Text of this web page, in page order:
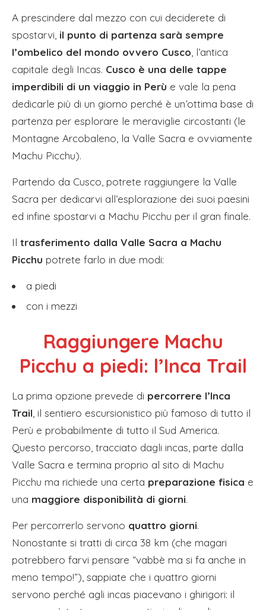
A prescindere dal mezzo con cui deciderete di
spostarvi, il punto di partenza sarà sempre
l’ombelico del mondo ovvero Cusco , l’antica
capitale degli Incas. Cusco è una delle tappe
imperdibili di un viaggio in Perù e vale la pena
dedicarle più di un giorno perché è un’ottima base di
partenza per esplorare le meraviglie circostanti (le
Montagne Arcobaleno, la Valle Sacra e ovviamente
Machu Picchu).
Partendo da Cusco, potrete raggiungere la Valle
Sacra per dedicarvi all’esplorazione dei suoi paesini
ed infine spostarvi a Machu Picchu per il gran finale.
Il trasferimento dalla Valle Sacra a Machu
Picchu potrete farlo in due modi:
a piedi
con i mezzi
Raggiungere Machu
Picchu a piedi: l’Inca Trail
La prima opzione prevede di percorrere l’Inca
Trail , il sentiero escursionistico più famoso di tutto il
Perù e probabilmente di tutto il Sud America.
Questo percorso, tracciato dagli incas, parte dalla
Valle Sacra e termina proprio al sito di Machu
Picchu ma richiede una certa preparazione fisica e
una maggiore disponibilità di giorni.
Per percorrerlo servono quattro giorni.
Nonostante si tratti di circa 38 km (che magari
potrebbero farvi pensare “vabbè ma si fa anche in
meno tempo!”), sappiate che i quattro giorni
servono perché agli incas piacevano i ghirigori: il